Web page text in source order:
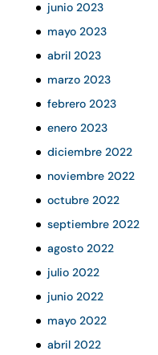
junio 2023
mayo 2023
abril 2023
marzo 2023
febrero 2023
enero 2023
diciembre 2022
noviembre 2022
octubre 2022
septiembre 2022
agosto 2022
julio 2022
junio 2022
mayo 2022
abril 2022